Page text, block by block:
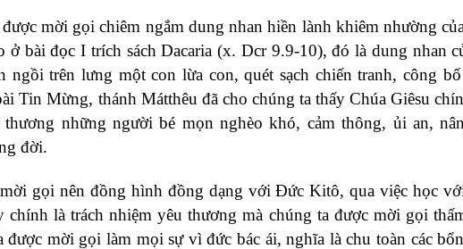
mời gọi chiêm ngắm dung nhan hiền lành khiêm nhường
ở bài đọc I trích sách Dacaria (x. Dcr 9.9-10), đó là dung nhan
ngồi trên lưng một con lừa con, quét sạch chiến tranh, công
Tin Mừng, thánh Mátthêu đã cho chúng ta thấy Chúa Giêsu
những người bé mọn nghèo khó, cảm thông, ủi an,
đời.
gọi nên đồng hình đồng dạng với Đức Kitô, qua việc học
chính là trách nhiệm yêu thương mà chúng ta được mời gọi
được mời gọi làm mọi sự vì đức bác ái, nghĩa là chu toàn các